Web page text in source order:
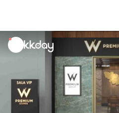
unread
notifications